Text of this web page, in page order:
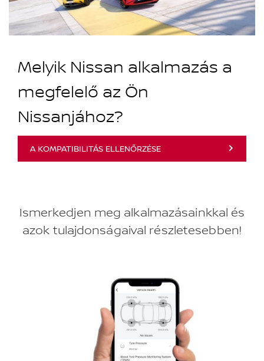
Melyik Nissan alkalmazás a
megfelelő az Ön
Nissanjához?
A KOMPATIBILITÁS ELLENŐRZÉSE
Ismerkedjen meg alkalmazásainkkal és
azok tulajdonságaival részletesebben!